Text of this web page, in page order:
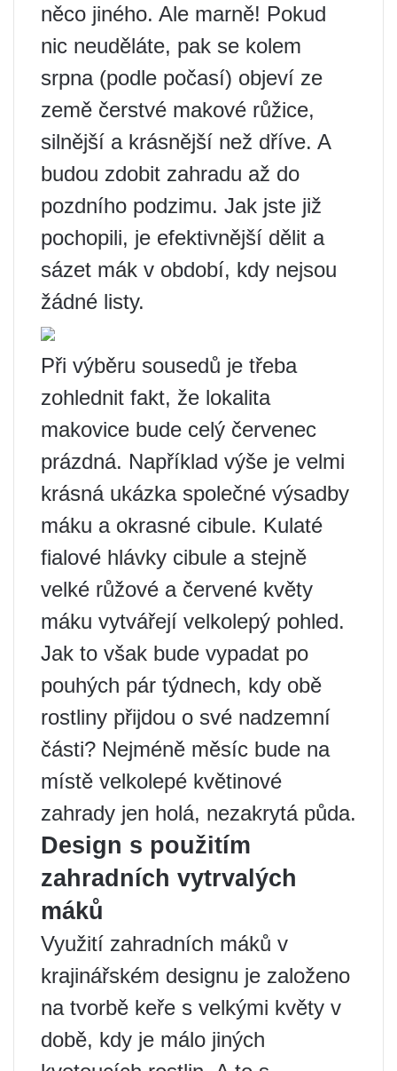
něco jiného. Ale marně! Pokud
nic neuděláte, pak se kolem
srpna (podle počasí) objeví ze
země čerstvé makové růžice,
silnější a krásnější než dříve. A
budou zdobit zahradu až do
pozdního podzimu. Jak jste již
pochopili, je efektivnější dělit a
sázet mák v období, kdy nejsou
žádné listy.
Při výběru sousedů je třeba
zohlednit fakt, že lokalita
makovice bude celý červenec
prázdná. Například výše je velmi
krásná ukázka společné výsadby
máku a okrasné cibule. Kulaté
fialové hlávky cibule a stejně
velké růžové a červené květy
máku vytvářejí velkolepý pohled.
Jak to však bude vypadat po
pouhých pár týdnech, kdy obě
rostliny přijdou o své nadzemní
části? Nejméně měsíc bude na
místě velkolepé květinové
zahrady jen holá, nezakrytá půda.
Design s použitím
zahradních vytrvalých
máků
Využití zahradních máků v
krajinářském designu je založeno
na tvorbě keře s velkými květy v
době, kdy je málo jiných